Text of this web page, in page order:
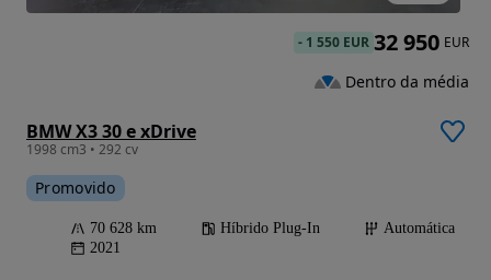
BMW X3 30 e xDrive
1998 cm3 • 292 cv
Promovido
70 628 km Híbrido Plug-In
Automática
2021
- 1 550 EUR 32 950 EUR
Dentro da média